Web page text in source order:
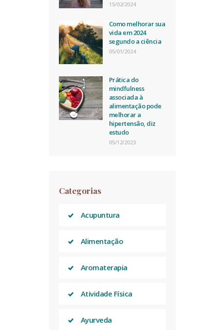
15/02/2024
Como melhorar sua
vida em 2024
segundo a ciência
05/01/2024
Prática do
mindfulness
associada à
alimentação pode
melhorar a
hipertensão, diz
estudo
05/12/2023
Categorias
Acupuntura
Alimentação
Aromaterapia
Atividade Física
Ayurveda